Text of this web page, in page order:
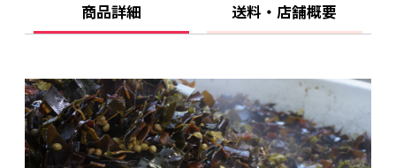
商品詳細 送料・店舗概要